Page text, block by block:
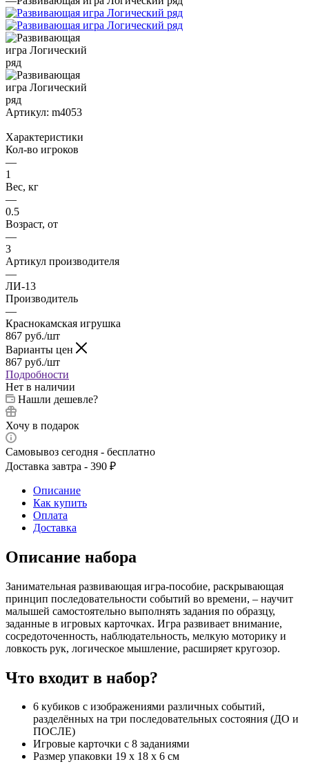
Артикул: m4053
Характеристики
Кол-во игроков
—
1
Вес, кг
—
0.5
Возраст, от
—
3
Артикул производителя
—
ЛИ-13
Производитель
—
Краснокамская игрушка
867 руб./шт
Варианты цен
867 руб./шт
Подробности
Нет в наличии
Нашли дешевле?
Хочу в подарок
Самовывоз сегодня - бесплатно
Доставка завтра - 390 ₽
Описание
Как купить
Оплата
Доставка
Описание набора
Занимательная развивающая игра-пособие, раскрывающая
принцип последовательности событий во времени, – научит
малышей самостоятельно выполнять задания по образцу,
заданные в игровых карточках. Игра развивает внимание,
сосредоточенность, наблюдательность, мелкую моторику и
ловкость рук, логическое мышление, расширяет кругозор.
Что входит в набор?
6 кубиков с изображениями различных событий,
разделённых на три последовательных состояния (ДО и
ПОСЛЕ)
Игровые карточки с 8 заданиями
Размер упаковки 19 х 18 х 6 см